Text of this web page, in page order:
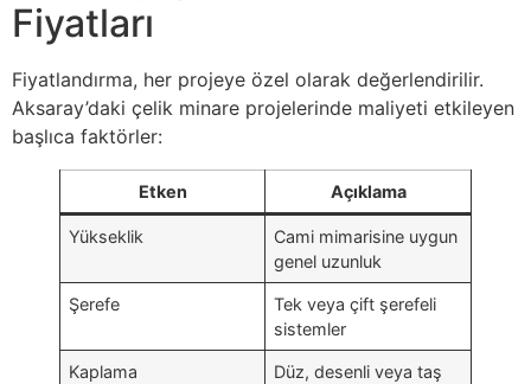
Fiyatları
Fiyatlandırma, her projeye özel olarak değerlendirilir.
Aksaray’daki çelik minare projelerinde maliyeti etkileyen
başlıca faktörler:
Etken Açıklama
Yükseklik
Cami mimarisine uygun
genel uzunluk
Şerefe
Tek veya çift şerefeli
sistemler
Kaplama
Düz, desenli veya taş